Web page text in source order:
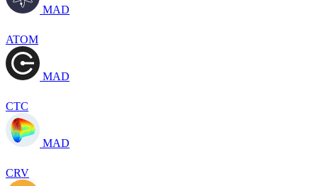
MAD
ATOM
MAD
CTC
MAD
CRV